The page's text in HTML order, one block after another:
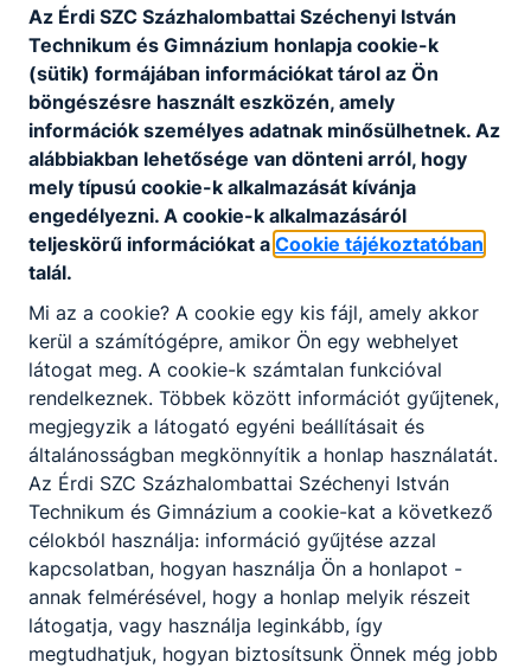
További projektjeink
Nincs találat
Partnereink
Az Érdi SZC Százhalombattai Széchenyi István
Technikum és Gimnázium honlapja cookie-k
(sütik) formájában információkat tárol az Ön
böngészésre használt eszközén, amely
információk személyes adatnak minősülhetnek. Az
alábbiakban lehetősége van dönteni arról, hogy
mely típusú cookie-k alkalmazását kívánja
engedélyezni. A cookie-k alkalmazásáról
teljeskörű információkat a Cookie tájékoztatóban
talál.
Mi az a cookie? A cookie egy kis fájl, amely akkor
kerül a számítógépre, amikor Ön egy webhelyet
látogat meg. A cookie-k számtalan funkcióval
rendelkeznek. Többek között információt gyűjtenek,
megjegyzik a látogató egyéni beállításait és
általánosságban megkönnyítik a honlap használatát.
Az Érdi SZC Százhalombattai Széchenyi István
Technikum és Gimnázium a cookie-kat a következő
célokból használja: információ gyűjtése azzal
kapcsolatban, hogyan használja Ön a honlapot -
annak felmérésével, hogy a honlap melyik részeit
látogatja, vagy használja leginkább, így
megtudhatjuk, hogyan biztosítsunk Önnek még jobb